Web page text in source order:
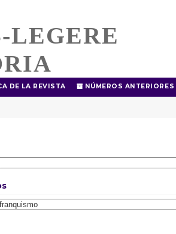
LEGERE
DE LA REVISTA NÚMEROS ANTERIORES